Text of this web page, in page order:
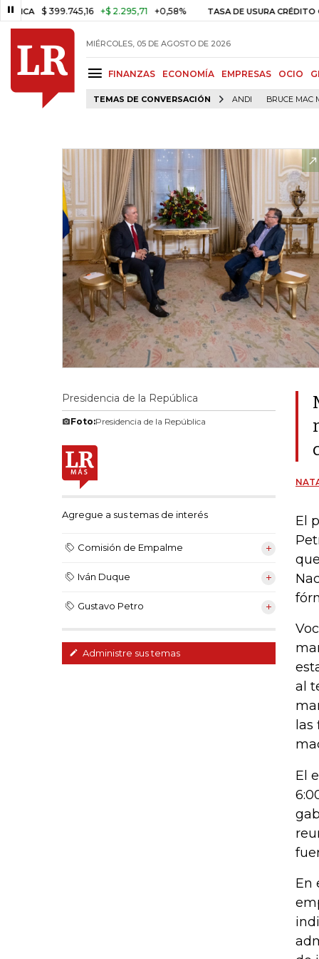
399.745,16 +$ 2.295,71 +0,58% TASA DE USURA CRÉDITO CONSUMO
MIÉRCOLES, 05 DE AGOSTO DE 2026
FINANZAS ECONOMÍA EMPRESAS OCIO
TEMAS DE CONVERSACIÓN ANDI BRUCE MAC
Presidencia de la República
Foto:Presidencia de la República
Agregue a sus temas de interés
Comisión de Empalme
Iván Duque
Gustavo Petro
Administre sus temas
El
al
El
En